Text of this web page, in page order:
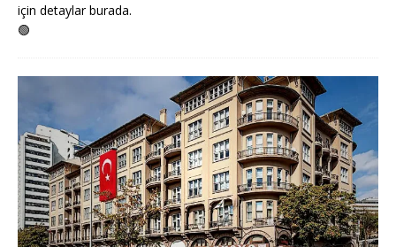
için detaylar burada.
🟢